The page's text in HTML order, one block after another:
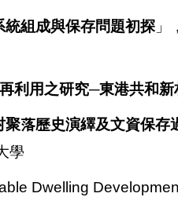
統組成與保存問題初探」
利用之研究─東港共和新
聚落歷史演繹及文資保
學
Dwelling